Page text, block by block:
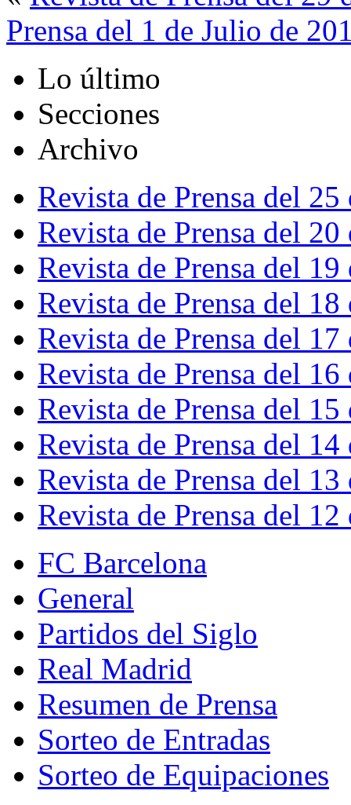
Prensa del 1 de Julio de
Lo último
Secciones
Archivo
Revista de Prensa del
Revista de Prensa del
Revista de Prensa del
Revista de Prensa del
Revista de Prensa del
Revista de Prensa del
Revista de Prensa del
Revista de Prensa del
Revista de Prensa del
Revista de Prensa del
FC Barcelona
General
Partidos del Siglo
Real Madrid
Resumen de Prensa
Sorteo de Entradas
Sorteo de Equipaciones